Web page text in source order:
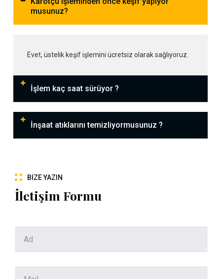
musunuz?
Evet, üstelik keşif işlemini ücretsiz olarak sağlıyoruz.
İşlem kaç saat sürüyor ?
İnşaat atıklarını temizliyormusunuz ?
BIZE YAZIN
İletişim Formu